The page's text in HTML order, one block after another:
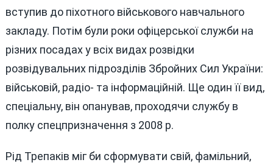
вступив до піхотного військового навчального
закладу. Потім були роки офіцерської служби на
різних посадах у всіх видах розвідки
розвідувальних підрозділів Збройних Сил України:
військовій, радіо- та інформаційній. Ще один її вид,
спеціальну, він опанував, проходячи службу в
полку спецпризначення з 2008 р.
Рід Трепаків міг би сформувати свій, фамільний,